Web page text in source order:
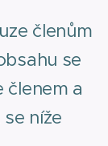
členům
se
členem a
níže